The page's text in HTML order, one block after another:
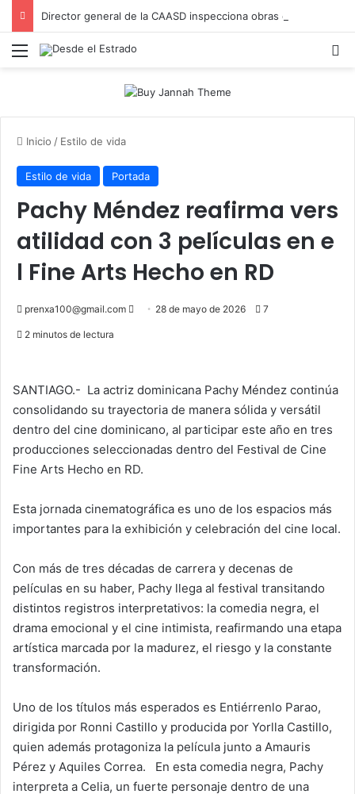
Menú
Inicio / Estilo de vida
Estilo de vida Portada
Pachy Méndez reafirma vers
atilidad con 3 películas en e
l Fine Arts Hecho en RD
prenxa100@gmail.com
Send 28 de mayo de 2026 7
2 minutos de lectura
SANTIAGO.- La actriz dominicana Pachy Méndez continúa
consolidando su trayectoria de manera sólida y versátil
dentro del cine dominicano, al participar este año en tres
producciones seleccionadas dentro del Festival de Cine
Fine Arts Hecho en RD.
Esta jornada cinematográfica es uno de los espacios más
importantes para la exhibición y celebración del cine local.
Con más de tres décadas de carrera y decenas de
películas en su haber, Pachy llega al festival transitando
distintos registros interpretativos: la comedia negra, el
drama emocional y el cine intimista, reafirmando una etapa
artística marcada por la madurez, el riesgo y la constante
transformación.
Uno de los títulos más esperados es Entiérrenlo Parao,
dirigida por Ronni Castillo y producida por Yorlla Castillo,
quien además protagoniza la película junto a Amauris
Pérez y Aquiles Correa. En esta comedia negra, Pachy
interpreta a Celia, un fuerte personaje dentro de una